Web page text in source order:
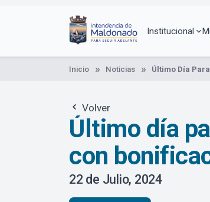
Institucional
Inicio Noticias Último Día
Volver
Último día
con
22 de Julio, 2024